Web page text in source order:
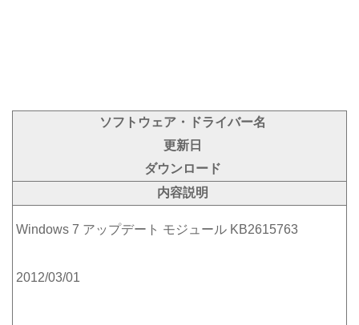
ソフトウェア・ドライバー名
更新日
ダウンロード
内容説明
Windows 7 アップデート モジュール KB2615763
2012/03/01